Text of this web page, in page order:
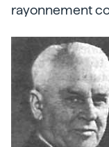
rayonnement